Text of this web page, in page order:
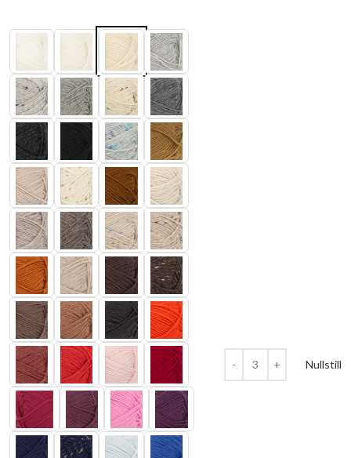
Nullstill